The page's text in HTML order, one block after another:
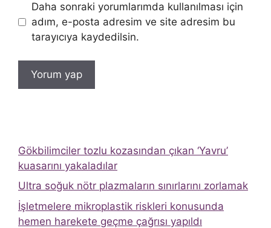
Daha sonraki yorumlarımda kullanılması için
adım, e-posta adresim ve site adresim bu
tarayıcıya kaydedilsin.
Gökbilimciler tozlu kozasından çıkan ‘Yavru’
kuasarını yakaladılar
Ultra soğuk nötr plazmaların sınırlarını zorlamak
İşletmelere mikroplastik riskleri konusunda
hemen harekete geçme çağrısı yapıldı